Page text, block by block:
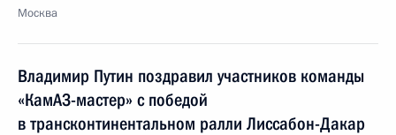
Москва
Владимир Путин поздравил участников команды
«КамАЗ-мастер» с победой
в трансконтинентальном ралли Лиссабон-Дакар